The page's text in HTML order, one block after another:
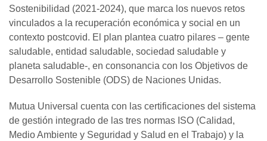
Sostenibilidad (2021-2024), que marca los nuevos retos
vinculados a la recuperación económica y social en un
contexto postcovid. El plan plantea cuatro pilares – gente
saludable, entidad saludable, sociedad saludable y
planeta saludable-, en consonancia con los Objetivos de
Desarrollo Sostenible (ODS) de Naciones Unidas.
Mutua Universal cuenta con las certificaciones del sistema
de gestión integrado de las tres normas ISO (Calidad,
Medio Ambiente y Seguridad y Salud en el Trabajo) y la